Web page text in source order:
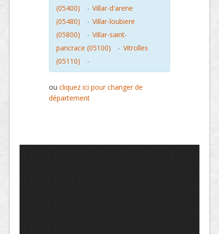
(05400)
- Villar-d'arene
(05480)
- Villar-loubiere
(05800)
- Villar-saint-
pancrace (05100)
- Vitrolles
(05110)
-
ou cliquez ici pour changer de
département